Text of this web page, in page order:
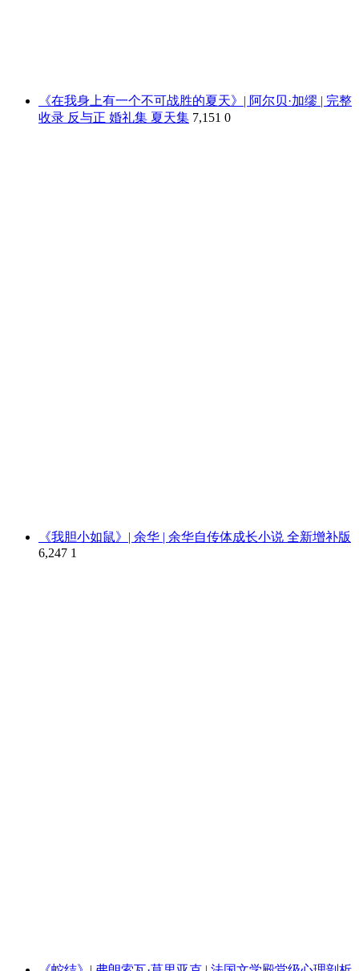
《在我身上有一个不可战胜的夏天》| 阿尔贝·加缪 | 完整
收录 反与正 婚礼集 夏天集 7,151 0
《我胆小如鼠》| 余华 | 余华自传体成长小说 全新增补版
6,247 1